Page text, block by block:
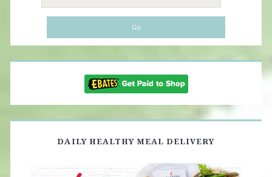
for:
DAILY HEALTHY MEAL DELIVERY